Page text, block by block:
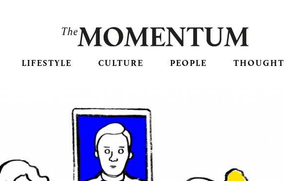
LIFESTYLE CULTURE PEOPLE THOUGHT